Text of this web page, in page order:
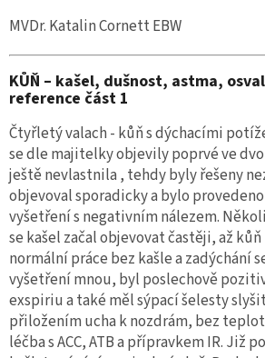
MVDr. Katalin Cornett EBW
KŮŇ – kašel, dušnost, astma,
reference část 1
Čtyřletý valach - kůň s dýchacími
se dle majitelky objevily poprvé ve
ještě nevlastnila , tehdy byly řešeny
objevoval sporadicky a bylo
vyšetření s negativním nálezem.
se kašel začal objevovat častěji, až
normální práce bez kašle a zadýchání
vyšetření mnou, byl poslechově
exspiriu a také měl sýpací šelesty
přiložením ucha k nozdrám, bez
léčba s ACC, ATB a přípravkem IR. Již